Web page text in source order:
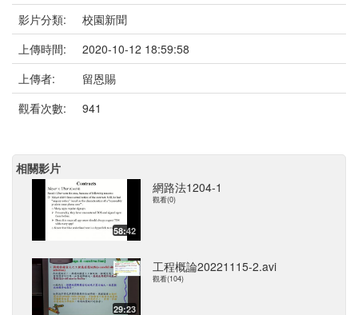
影片分類:
校園新聞
上傳時間:
2020-10-12 18:59:58
上傳者:
留恩賜
觀看次數:
941
相關影片
58:42
網路法1204-1
觀看(0)
29:23
工程概論20221115-2.avi
觀看(104)